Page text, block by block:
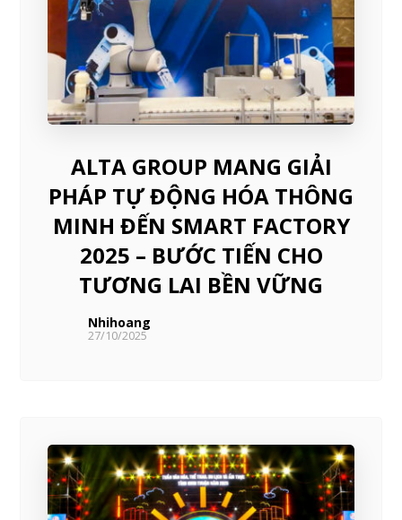
ALTA GROUP MANG GIẢI
PHÁP TỰ ĐỘNG HÓA THÔNG
MINH ĐẾN SMART FACTORY
2025 – BƯỚC TIẾN CHO
TƯƠNG LAI BỀN VỮNG
Nhihoang
27/10/2025